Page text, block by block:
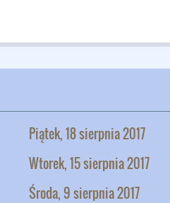
Piątek, 18 sierpnia 2017
Wtorek, 15 sierpnia 2017
Środa, 9 sierpnia 2017